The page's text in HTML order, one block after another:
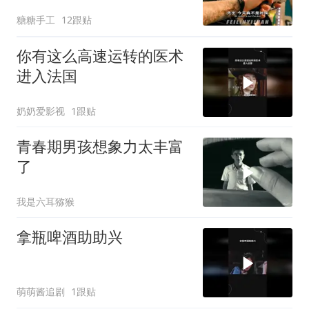
糖糖手工 12跟贴
你有这么高速运转的医术
进入法国
奶奶爱影视 1跟贴
青春期男孩想象力太丰富
了
我是六耳猕猴
拿瓶啤酒助助兴
萌萌酱追剧 1跟贴